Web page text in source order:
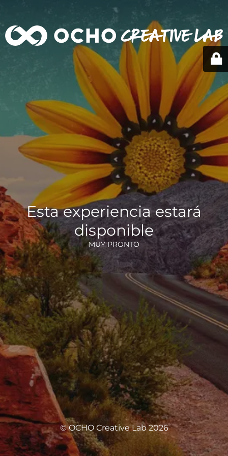
Esta experiencia estará
disponible
MUY PRONTO
© OCHO Creative Lab 2026